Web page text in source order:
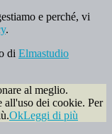
e perché, vi
.
di Elmastudio
al meglio.
all'uso dei cookie. Per
OkLeggi di più